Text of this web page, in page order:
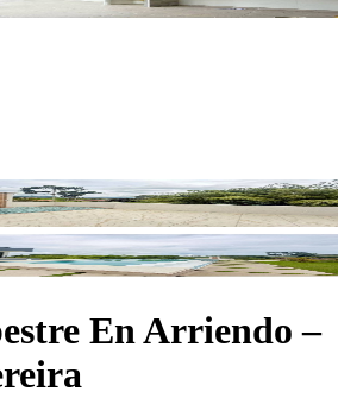
En Arriendo –